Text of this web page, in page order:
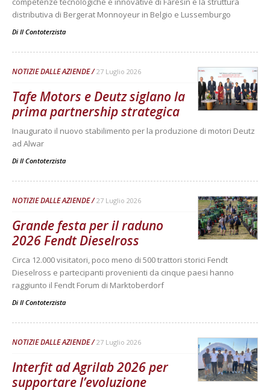
distributiva di Bergerat Monnoyeur in Belgio e Lussemburgo
Di Il Contoterzista
NOTIZIE DALLE AZIENDE 27 Luglio 2026
Tafe Motors e Deutz siglano la
prima partnership strategica
Inaugurato il nuovo stabilimento per la produzione di motori Deutz
ad Alwar
Di Il Contoterzista
NOTIZIE DALLE AZIENDE 27 Luglio 2026
Grande festa per il raduno
2026 Fendt Dieselross
Circa 12.000 visitatori, poco meno di 500 trattori storici Fendt
Dieselross e partecipanti provenienti da cinque paesi hanno
raggiunto il Fendt Forum di Marktoberdorf
Di Il Contoterzista
NOTIZIE DALLE AZIENDE 27 Luglio 2026
Interfit ad Agrilab 2026 per
supportare l’evoluzione